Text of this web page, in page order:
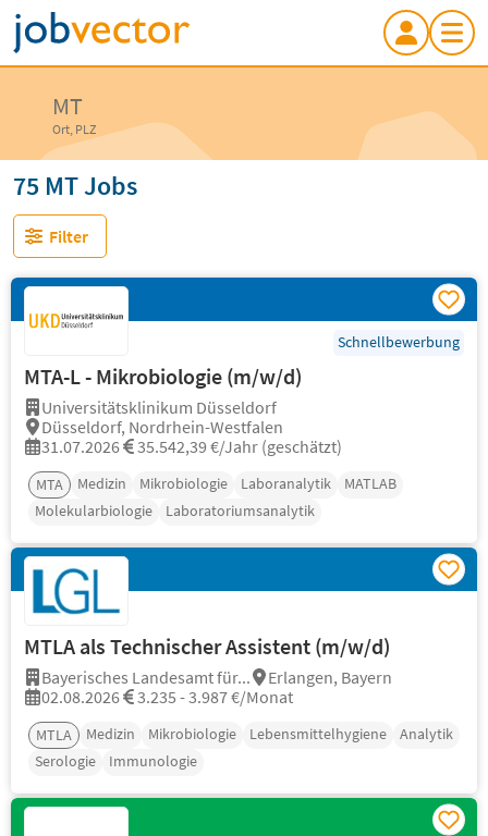
MT
Ort, PLZ
75 MT Jobs
Filter
Schnellbewerbung
MTA-L - Mikrobiologie (m/w/d)
Universitätsklinikum Düsseldorf
Düsseldorf, Nordrhein-Westfalen
31.07.2026
35.542,39 €/Jahr (geschätzt)
MTA Medizin Mikrobiologie Laboranalytik
MATLAB
Molekularbiologie
Laboratoriumsanalytik
MTLA als Technischer Assistent (m/w/d)
Bayerisches Landesamt für...
Erlangen, Bayern
02.08.2026
3.235 - 3.987 €/Monat
MTLA Medizin Mikrobiologie Lebensmittelhygiene
Analytik
Serologie
Immunologie